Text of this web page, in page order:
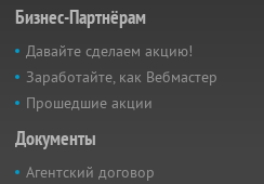
Бизнес-Партнёрам
Давайте сделаем акцию!
Заработайте, как Вебмастер
Прошедшие акции
Документы
Агентский договор